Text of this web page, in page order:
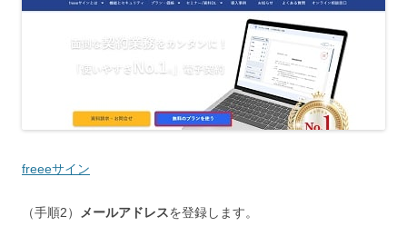
freeeサイン
（手順2） メールアドレスを登録します。